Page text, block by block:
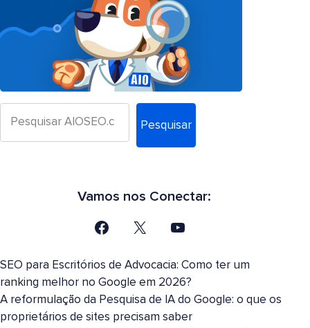
Pesquisar
Vamos nos Conectar:
SEO para Escritórios de Advocacia: Como ter um
ranking melhor no Google em 2026?
A reformulação da Pesquisa de IA do Google: o que os
proprietários de sites precisam saber